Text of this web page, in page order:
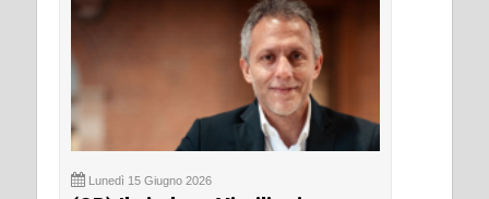
Lunedì 15 Giugno 2026